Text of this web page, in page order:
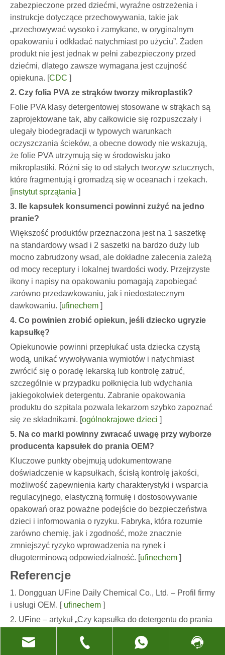
zabezpieczone przed dziećmi, wyraźne ostrzeżenia i
instrukcje dotyczące przechowywania, takie jak
„przechowywać wysoko i zamykane, w oryginalnym
opakowaniu i odkładać natychmiast po użyciu”. Żaden
produkt nie jest jednak w pełni zabezpieczony przed
dziećmi, dlatego zawsze wymagana jest czujność
opiekuna. [CDC ]
2. Czy folia PVA ze strąków tworzy mikroplastik?
Folie PVA klasy detergentowej stosowane w strąkach są
zaprojektowane tak, aby całkowicie się rozpuszczały i
ulegały biodegradacji w typowych warunkach
oczyszczania ścieków, a obecne dowody nie wskazują,
że folie PVA utrzymują się w środowisku jako
mikroplastiki. Różni się to od stałych tworzyw sztucznych,
które fragmentują i gromadzą się w oceanach i rzekach.
[instytut sprzątania ]
3. Ile kapsułek konsumenci powinni zużyć na jedno
pranie?
Większość produktów przeznaczona jest na 1 saszetkę
na standardowy wsad i 2 saszetki na bardzo duży lub
mocno zabrudzony wsad, ale dokładne zalecenia zależą
od mocy receptury i lokalnej twardości wody. Przejrzyste
ikony i napisy na opakowaniu pomagają zapobiegać
zarówno przedawkowaniu, jak i niedostatecznym
dawkowaniu. [ufinechem ]
4. Co powinien zrobić opiekun, jeśli dziecko ugryzie
kapsułkę?
Opiekunowie powinni przepłukać usta dziecka czystą
wodą, unikać wywoływania wymiotów i natychmiast
zwrócić się o poradę lekarską lub kontrolę zatruć,
szczególnie w przypadku połknięcia lub wdychania
jakiegokolwiek detergentu. Zabranie opakowania
produktu do szpitala pozwala lekarzom szybko zapoznać
się ze składnikami. [ogólnokrajowe dzieci ]
5. Na co marki powinny zwracać uwagę przy wyborze
producenta kapsułek do prania OEM?
Kluczowe punkty obejmują udokumentowane
doświadczenie w kapsułkach, ścisłą kontrolę jakości,
możliwość zapewnienia karty charakterystyki i wsparcia
regulacyjnego, elastyczną formułę i dostosowywanie
opakowań oraz poważne podejście do bezpieczeństwa
dzieci i informowania o ryzyku. Fabryka, która rozumie
zarówno chemię, jak i zgodność, może znacznie
zmniejszyć ryzyko wprowadzenia na rynek i
długoterminową odpowiedzialność. [ufinechem ]
Referencje
1. Dongguan UFine Daily Chemical Co., Ltd. – Profil firmy
i usługi OEM. [ ufinechem ]
2. UFine – artykuł „Czy kapsułka do detergentu do prania
OEM.[